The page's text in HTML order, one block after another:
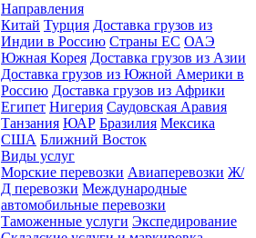
Направления
Китай Турция Доставка грузов из
Индии в Россию Страны ЕС ОАЭ
Южная Корея Доставка грузов из Азии
Доставка грузов из Южной Америки в
Россию Доставка грузов из Африки
Египет Нигерия Саудовская Аравия
Танзания ЮАР Бразилия Мексика
США Ближний Восток
Виды услуг
Морские перевозки Авиаперевозки Ж/
Д перевозки Международные
автомобильные перевозки
Таможенные услуги Экспедирование